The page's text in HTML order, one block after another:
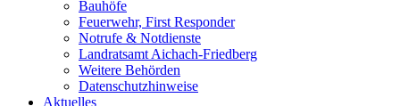
Bauhöfe
Feuerwehr, First Responder
Notrufe & Notdienste
Landratsamt Aichach-Friedberg
Weitere Behörden
Datenschutzhinweise
Aktuelles